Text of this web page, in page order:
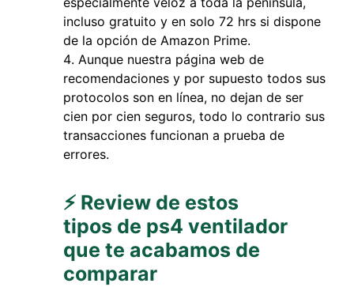
incluso gratuito y en solo 72 hrs si dispone
de la opción de Amazon Prime.
Aunque nuestra página web de
recomendaciones y por supuesto todos sus
protocolos son en línea, no dejan de ser
cien por cien seguros, todo lo contrario sus
transacciones funcionan a prueba de
errores.
⚡ Review de estos
tipos de ps4 ventilador
que te acabamos de
comparar